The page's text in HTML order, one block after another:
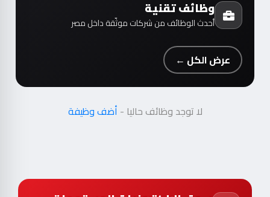
وظائف تقنية
أحدث الوظائف من شركات موثّقة داخل مصر
عرض الكل ←
لا توجد وظائف حاليا - أضف وظيفة